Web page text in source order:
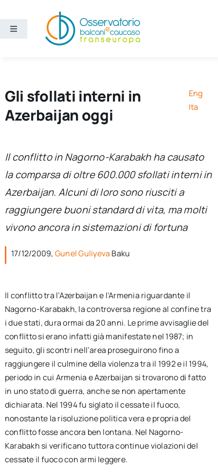
contenuto
Toggle
Ricerca e divulgazione
Sezioni
Chi siamo
Cerca
per:
Newsletter
Gli sfollati interni in
Azerbaijan oggi
Eng
Ita
Il conflitto in Nagorno-Karabakh ha causato
la comparsa di oltre 600.000 sfollati interni in
Azerbaijan. Alcuni di loro sono riusciti a
raggiungere buoni standard di vita, ma molti
vivono ancora in sistemazioni di fortuna
17/12/2009, Gunel Guliyeva Baku
Il conflitto tra l’Azerbaijan e l’Armenia riguardante il
Nagorno-Karabakh, la controversa regione al confine tra
i due stati, dura ormai da 20 anni. Le prime avvisaglie del
conflitto si erano infatti già manifestate nel 1987; in
seguito, gli scontri nell’area proseguirono fino a
raggiungere il culmine della violenza tra il 1992 e il 1994,
periodo in cui Armenia e Azerbaijan si trovarono di fatto
in uno stato di guerra, anche se non apertamente
dichiarata. Nel 1994 fu siglato il cessate il fuoco,
nonostante la risoluzione politica vera e propria del
conflitto fosse ancora ben lontana. Nel Nagorno-
Karabakh si verificano tuttora continue violazioni del
cessate il fuoco con armi leggere.